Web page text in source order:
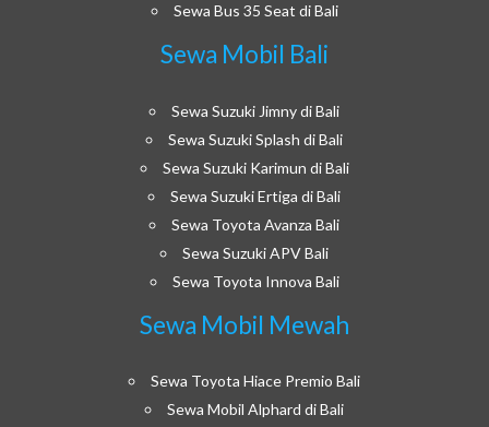
Sewa Bus 35 Seat di Bali
Sewa Mobil Bali
Sewa Suzuki Jimny di Bali
Sewa Suzuki Splash di Bali
Sewa Suzuki Karimun di Bali
Sewa Suzuki Ertiga di Bali
Sewa Toyota Avanza Bali
Sewa Suzuki APV Bali
Sewa Toyota Innova Bali
Sewa Mobil Mewah
Sewa Toyota Hiace Premio Bali
Sewa Mobil Alphard di Bali